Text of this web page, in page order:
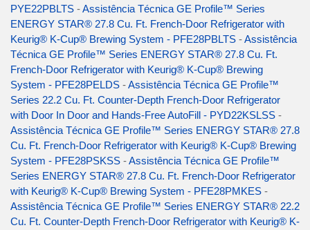
PYE22PBLTS -Assistência Técnica GE Profile™ Series
ENERGY STAR® 27.8 Cu. Ft. French-Door Refrigerator with
Keurig® K-Cup® Brewing System - PFE28PBLTS -Assistência
Técnica GE Profile™ Series ENERGY STAR® 27.8 Cu. Ft.
French-Door Refrigerator with Keurig® K-Cup® Brewing
System - PFE28PELDS -Assistência Técnica GE Profile™
Series 22.2 Cu. Ft. Counter-Depth French-Door Refrigerator
with Door In Door and Hands-Free AutoFill - PYD22KSLSS -
Assistência Técnica GE Profile™ Series ENERGY STAR® 27.8
Cu. Ft. French-Door Refrigerator with Keurig® K-Cup® Brewing
System - PFE28PSKSS -Assistência Técnica GE Profile™
Series ENERGY STAR® 27.8 Cu. Ft. French-Door Refrigerator
with Keurig® K-Cup® Brewing System - PFE28PMKES -
Assistência Técnica GE Profile™ Series ENERGY STAR® 22.2
Cu. Ft. Counter-Depth French-Door Refrigerator with Keurig® K-